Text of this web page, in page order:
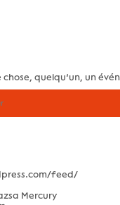
quelqu’un, un
feed/
Mercury